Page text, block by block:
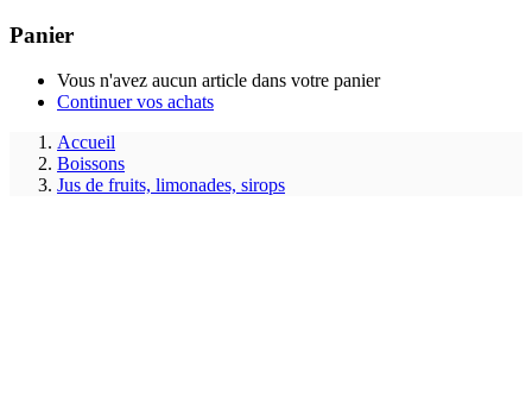
Panier
Vous n'avez aucun article dans votre panier
Continuer vos achats
Accueil
Boissons
Jus de fruits, limonades, sirops